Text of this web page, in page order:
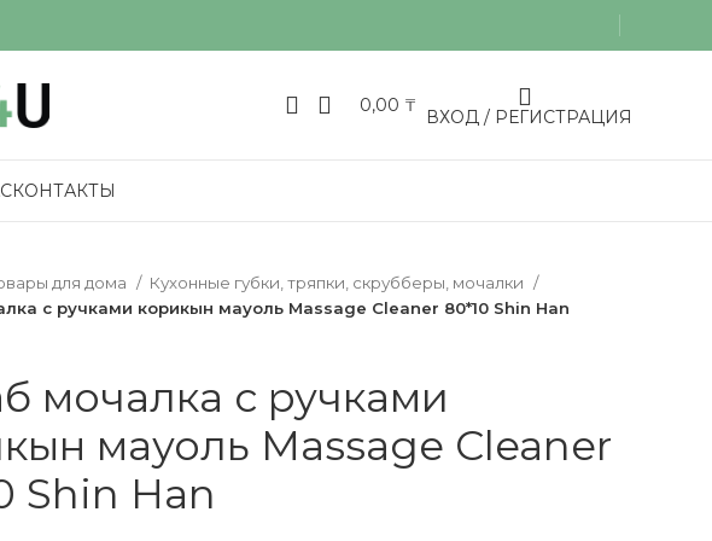
0,00 ₸
ВХОД / РЕГИСТРАЦИЯ
КОНТАКТЫ
для дома
Кухонные губки, тряпки, скрубберы, мочалки
с ручками корикын мауоль Massage Cleaner 80*10 Shin Han
мочалка с ручками
мауоль Massage Cleaner
Shin Han